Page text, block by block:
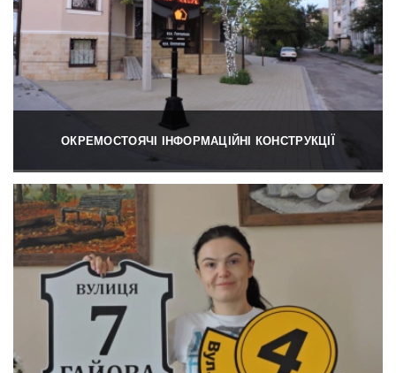
ОКРЕМОСТОЯЧІ ІНФОРМАЦІЙНІ КОНСТРУКЦІЇ